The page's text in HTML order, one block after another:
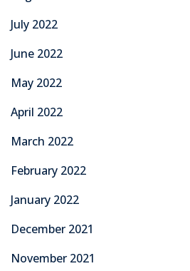
July 2022
June 2022
May 2022
April 2022
March 2022
February 2022
January 2022
December 2021
November 2021